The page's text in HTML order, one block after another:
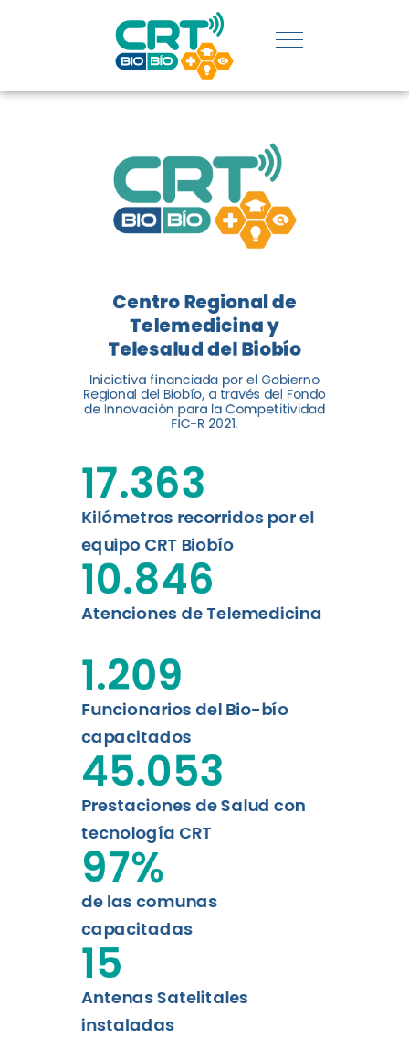
REGIÓN:
CONOCE
LOGROS
DE CRT
BIOBÍO
El Centro Regional de
Telemedicina y Telesalud del
Biobío presenta el balance de
tres años acercando la salud
digital a los habitantes...
Leer más
Centro Regional de
Telemedicina y
Telesalud del Biobío
Iniciativa financiada por el Gobierno
Regional del Biobío, a través del Fondo
de Innovación para la Competitividad
FIC-R 2021.
Kilómetros recorridos por el
equipo CRT Biobío
17.363
Atenciones de Telemedicina
10.846
Funcionarios del Bio-bío
capacitados
1.209
Prestaciones de Salud con
tecnología CRT
45.053
de las comunas
capacitadas
97%
Antenas Satelitales
instaladas
15